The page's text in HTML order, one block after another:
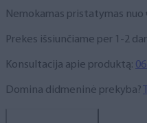
Nemokamas pristatymas nuo
Prekes išsiunčiame per 1-2
Konsultacija apie produktą:
Domina didmeninė prekyba?